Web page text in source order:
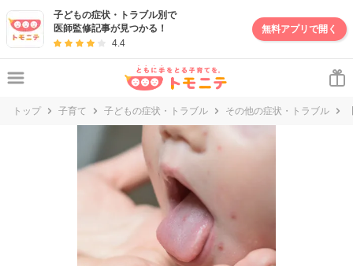
子どもの症状・トラブル別で
医師監修記事が見つかる！
4.4
無料アプリで開く
トップ 子育て 子どもの症状・トラブル その他の症状・トラブル
妊娠・出産・子育て情報サイト | トモニテ